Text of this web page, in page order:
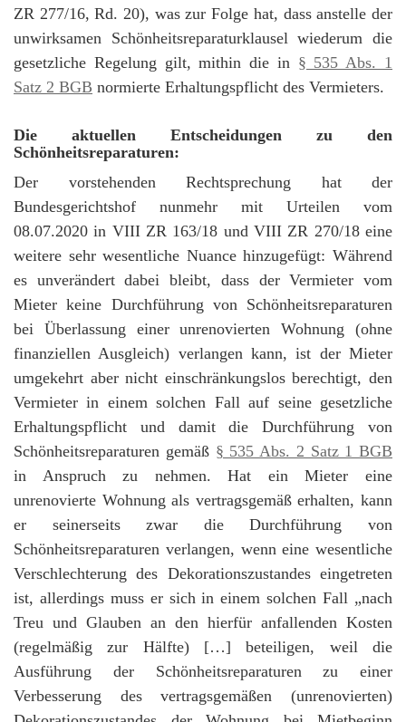
ZR 277/16, Rd. 20), was zur Folge hat, dass anstelle der
unwirksamen Schönheitsreparaturklausel wiederum die
gesetzliche Regelung gilt, mithin die in § 535 Abs. 1
Satz 2 BGB normierte Erhaltungspflicht des Vermieters.
Die aktuellen Entscheidungen zu den
Schönheitsreparaturen:
Der vorstehenden Rechtsprechung hat der
Bundesgerichtshof nunmehr mit Urteilen vom
08.07.2020 in VIII ZR 163/18 und VIII ZR 270/18 eine
weitere sehr wesentliche Nuance hinzugefügt: Während
es unverändert dabei bleibt, dass der Vermieter vom
Mieter keine Durchführung von Schönheitsreparaturen
bei Überlassung einer unrenovierten Wohnung (ohne
finanziellen Ausgleich) verlangen kann, ist der Mieter
umgekehrt aber nicht einschränkungslos berechtigt, den
Vermieter in einem solchen Fall auf seine gesetzliche
Erhaltungspflicht und damit die Durchführung von
Schönheitsreparaturen gemäß § 535 Abs. 2 Satz 1 BGB
in Anspruch zu nehmen. Hat ein Mieter eine
unrenovierte Wohnung als vertragsgemäß erhalten, kann
er seinerseits zwar die Durchführung von
Schönheitsreparaturen verlangen, wenn eine wesentliche
Verschlechterung des Dekorationszustandes eingetreten
ist, allerdings muss er sich in einem solchen Fall „nach
Treu und Glauben an den hierfür anfallenden Kosten
(regelmäßig zur Hälfte) […] beteiligen, weil die
Ausführung der Schönheitsreparaturen zu einer
Verbesserung des vertragsgemäßen (unrenovierten)